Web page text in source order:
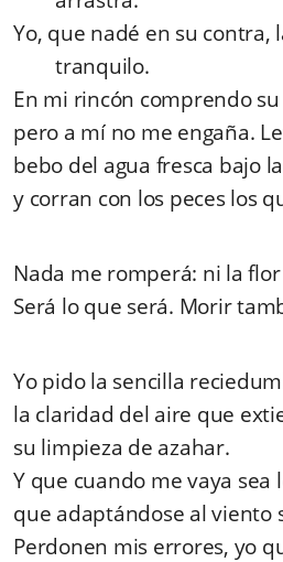
Yo, que nadé en su contra,
tranquilo.
En mi rincón comprendo
pero a mí no me engaña.
bebo del agua fresca bajo
y corran con los peces los
Nada me romperá: ni la
Será lo que será. Morir
Yo pido la sencilla
la claridad del aire que
su limpieza de azahar.
Y que cuando me vaya sea
que adaptándose al viento
Perdonen mis errores, yo